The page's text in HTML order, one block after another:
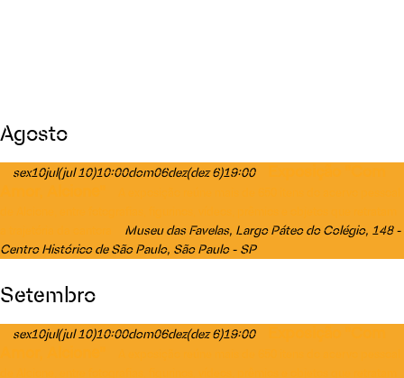
Agosto
sex10jul(jul 10)10:00dom06dez(dez 6)19:00
Museu das Favelas, Largo Páteo do Colégio, 148 -
Centro Histórico de São Paulo, São Paulo - SP
Setembro
sex10jul(jul 10)10:00dom06dez(dez 6)19:00